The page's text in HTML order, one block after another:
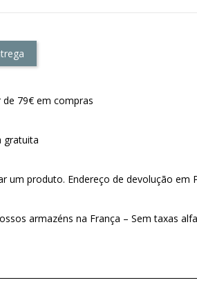
de 79€ em compras
gratuita
um produto. Endereço de devolução em
armazéns na França – Sem taxas